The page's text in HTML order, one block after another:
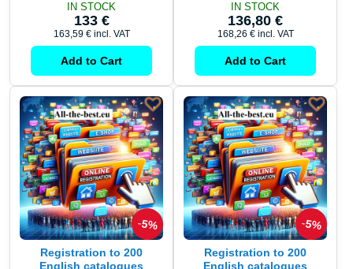
IN STOCK
133 €
163,59 € incl. VAT
Add to Cart
IN STOCK
136,80 €
168,26 € incl. VAT
Add to Cart
5%
Registration to 200
English catalogues
5%
Registration to 200
English catalogues